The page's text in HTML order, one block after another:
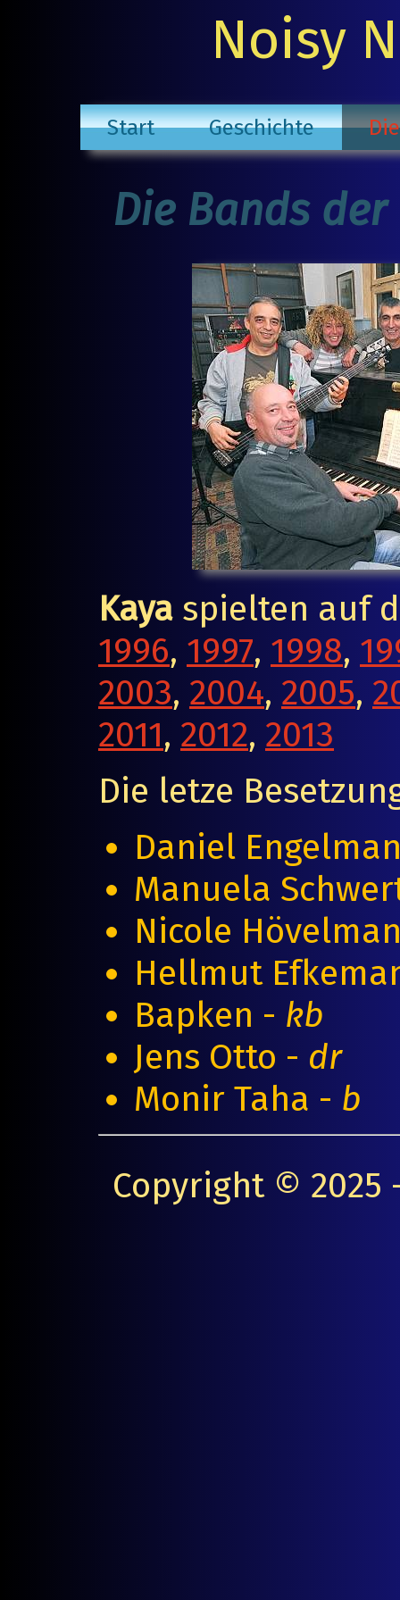
Noisy
Start Geschichte
Die Bands
Kaya spielten auf
1996, 1997, 1998,
2003, 2004, 2005,
2011, 2012, 2013
Die letze
Daniel
Manuela
Nicole
Hellmut
Bapken - kb
Jens Otto - dr
Monir Taha - b
Copyright © 2025